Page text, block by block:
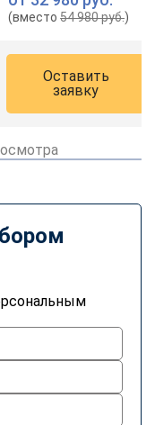
(вместо54 980 руб.)
Оставить
заявку